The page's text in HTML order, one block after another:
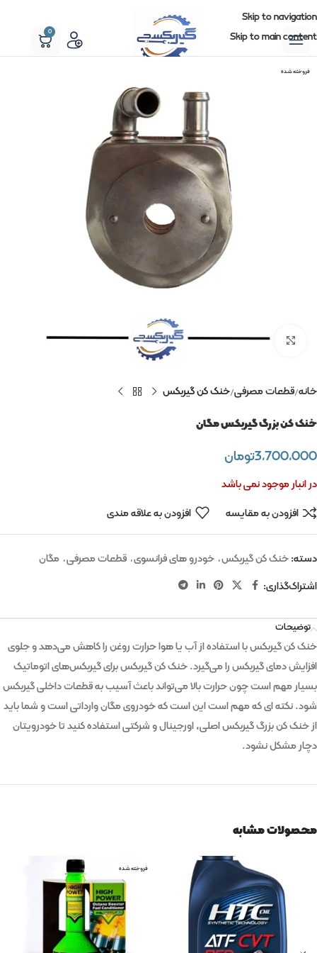
Skip to navigation
Skip to main content
0
فروخته شده
برای بزرگنمایی کلیک کنید
خانه قطعات مصرفی خنک کن گیربکس
خنک کن بزرگ گیربکس مگان
3,700,000تومان
در انبار موجود نمی باشد
افزودن به مقایسه افزودن به علاقه مندی
دسته: خنک کن گیربکس, خودرو های فرانسوی, قطعات مصرفی, مگان
اشتراک‌گذاری:
توضیحات
خنک کن گیربکس با استفاده از آب یا هوا حرارت روغن را کاهش می‌دهد و جلوی
افزایش دمای گیربکس را می‌گیرد. خنک کن گیربکس برای گیربکس‌های اتوماتیک
بسیار مهم است چون حرارت بالا می‌تواند باعث آسیب به قطعات داخلی گیربکس
شود. نکته ای که مهم است این است که خودروی مگان وارداتی است و شما باید
از خنک کن بزرگ گیربکس اصلی، اورجینال و شرکتی استفاده کنید تا خودرویتان
دچار مشکل نشود.
محصولات مشابه
فروخته شده